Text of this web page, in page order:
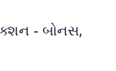
- બોનસ,